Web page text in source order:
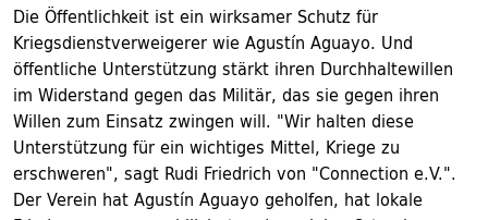
Die Öffentlichkeit ist ein wirksamer Schutz für
Kriegsdienstverweigerer wie Agustín Aguayo. Und
öffentliche Unterstützung stärkt ihren Durchhaltewillen
im Widerstand gegen das Militär, das sie gegen ihren
Willen zum Einsatz zwingen will. "Wir halten diese
Unterstützung für ein wichtiges Mittel, Kriege zu
erschweren", sagt Rudi Friedrich von "Connection e.V.".
Der Verein hat Agustín Aguayo geholfen, hat lokale